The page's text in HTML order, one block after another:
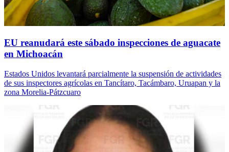
EU reanudará este sábado inspecciones de aguacate
en Michoacán
Estados Unidos levantará parcialmente la suspensión de actividades
de sus inspectores agrícolas en Tancítaro, Tacámbaro, Uruapan y la
zona Morelia-Pátzcuaro